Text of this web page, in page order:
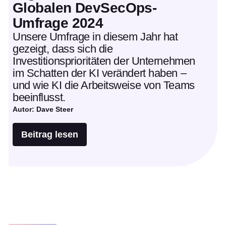
Globalen DevSecOps-
Umfrage 2024
Unsere Umfrage in diesem Jahr hat
gezeigt, dass sich die
Investitionsprioritäten der Unternehmen
im Schatten der KI verändert haben –
und wie KI die Arbeitsweise von Teams
beeinflusst.
Autor: Dave Steer
Beitrag lesen